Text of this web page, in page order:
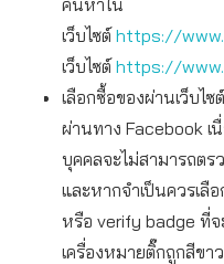
ค้นหาใน
เว็บไซต์ https://
เว็บไซต์ https://
เลือกซื้อของผ่านเว็บไ
ผ่านทาง Facebook เ
บุคคลจะไม่สามารถตร
และหากจำเป็นควรเลื
หรือ verify badge ที่
เครื่องหมายติ๊กถูกสีขาว